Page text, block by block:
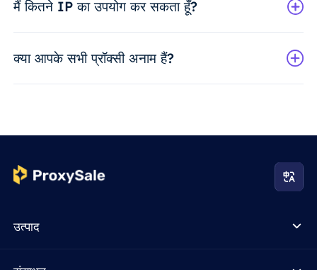
मैं कितने IP का उपयोग कर सकता हूँ?
क्या आपके सभी प्रॉक्सी अनाम हैं?
उत्पाद